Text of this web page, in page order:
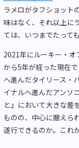
ラメロがタフショット
味はなく、それ以上に
ては、いつまでたって
2021年にルーキー・
から5年が経った現在
へ進んだタイリース・
イナルへ進んだアンソ
と』において大きな差
ものの、中心に据えら
遂行できるのか。これ